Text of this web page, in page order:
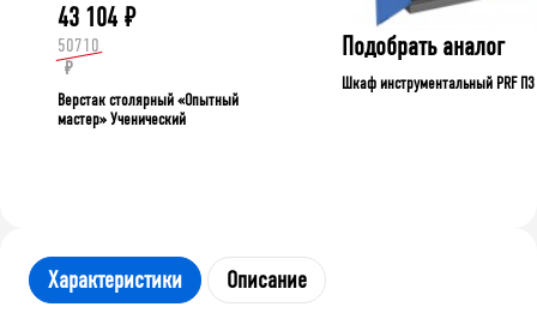
43 104 ₽
50710
₽
Верстак столярный «Опытный
мастер» Ученический
Подобрать аналог
Шкаф инструментальный PRF П3
Характеристики Описание